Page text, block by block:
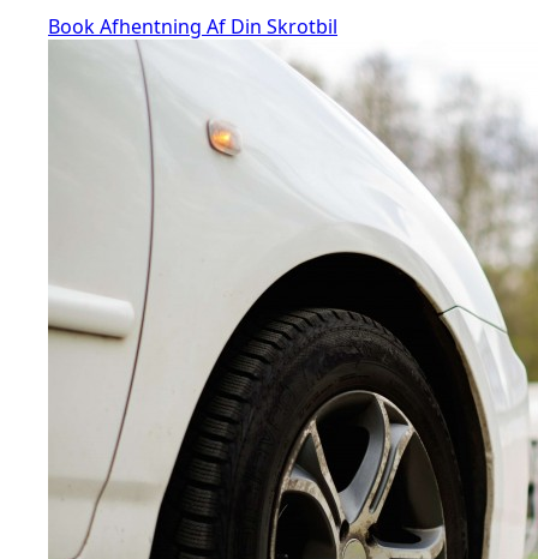
Book Afhentning Af Din Skrotbil